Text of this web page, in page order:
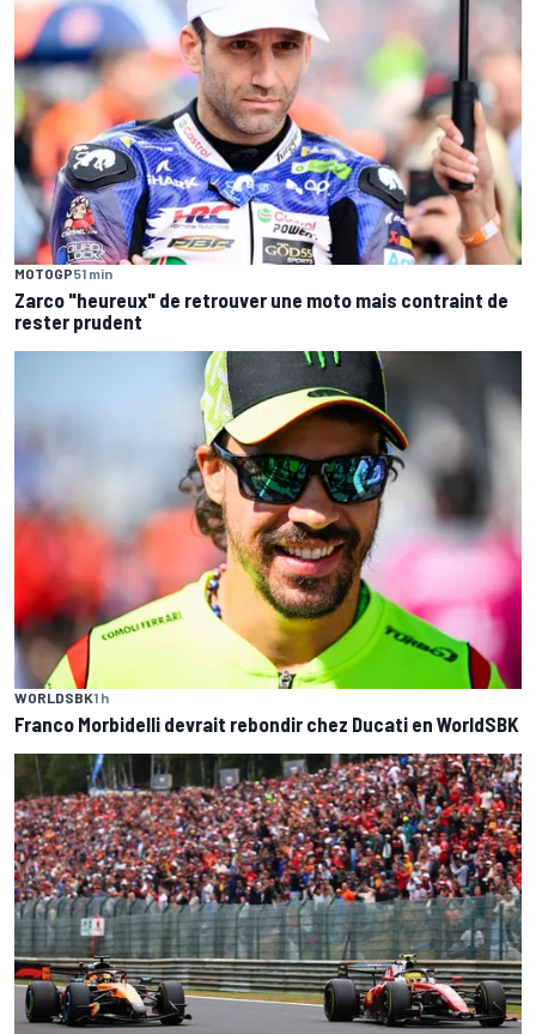
MOTOGP51 min
Zarco "heureux" de retrouver une moto mais contraint de
rester prudent
WORLDSBK1 h
Franco Morbidelli devrait rebondir chez Ducati en WorldSBK